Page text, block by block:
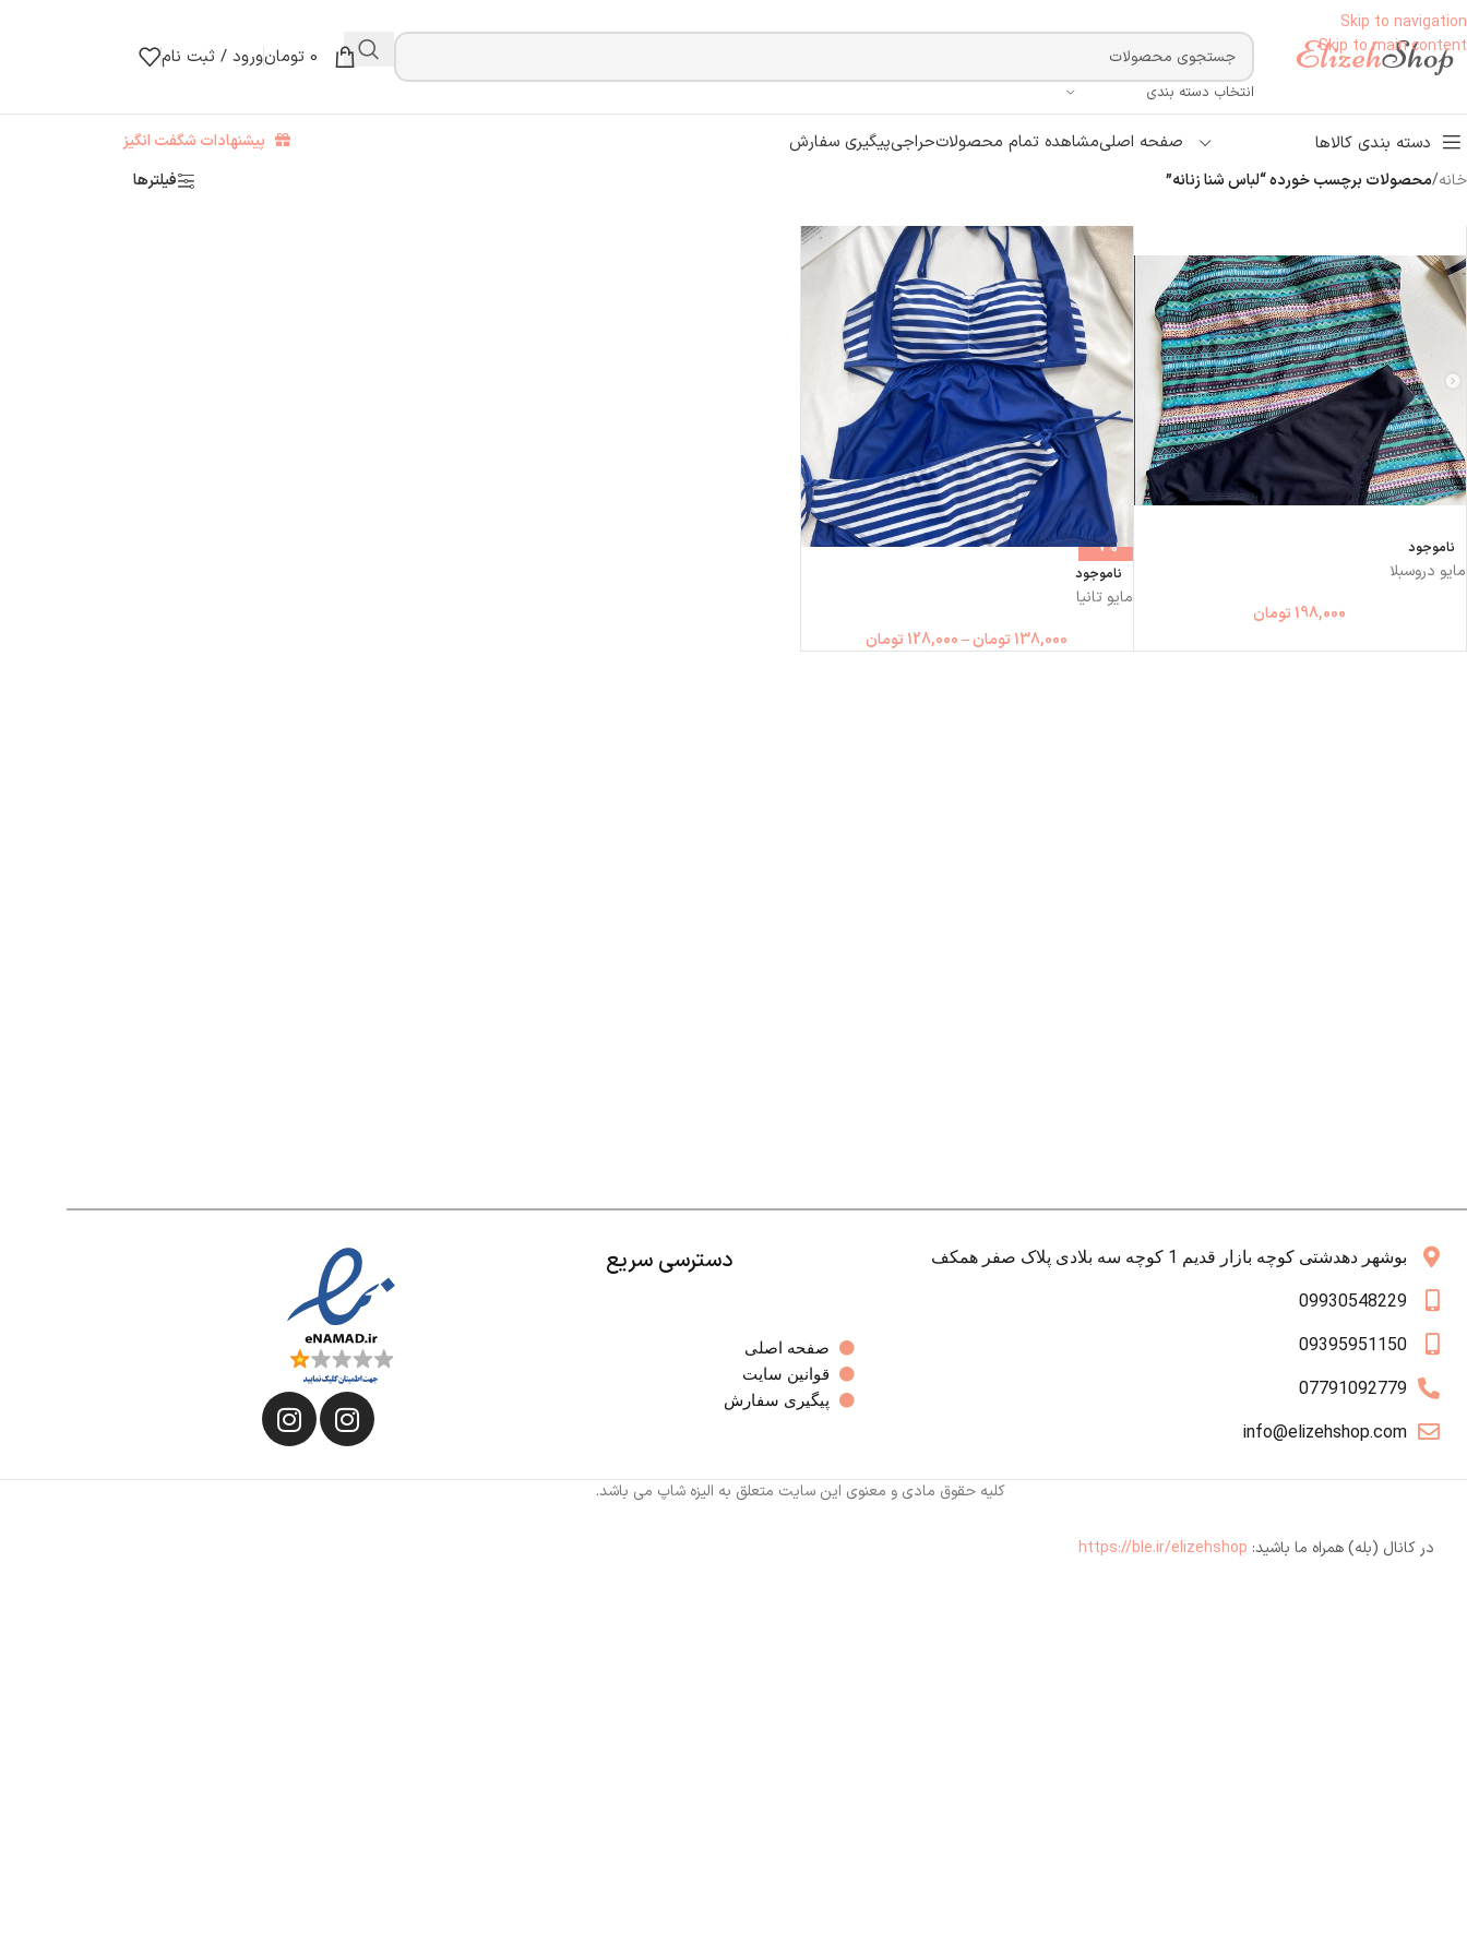
Skip to navigation
Skip to main content
انتخاب دسته بندی
0 تومانورود / ثبت نام
دسته بندی کالاها صفحه اصلیمشاهده تمام محصولاتحراجیپیگیری سفارش
پیشنهادات شگفت انگیز
خانه/محصولات برچسب خورده “لباس شنا زنانه” فیلترها
ناموجود
مایو دروسبلا
198,000 تومان
-7%
ناموجود
مایو تانیا
138,000 تومان–
128,000 تومان
بوشهر دهدشتی کوچه بازار قدیم 1 کوچه سه بلادی پلاک صفر همکف
09930548229
09395951150
07791092779
info@elizehshop.com
دسترسی سریع
صفحه اصلی
قوانین سایت
پیگیری سفارش
کلیه حقوق مادی و معنوی این سایت متعلق به الیزه شاپ می باشد.
در کانال (بله) همراه ما باشید: https://ble.ir/elizehshop